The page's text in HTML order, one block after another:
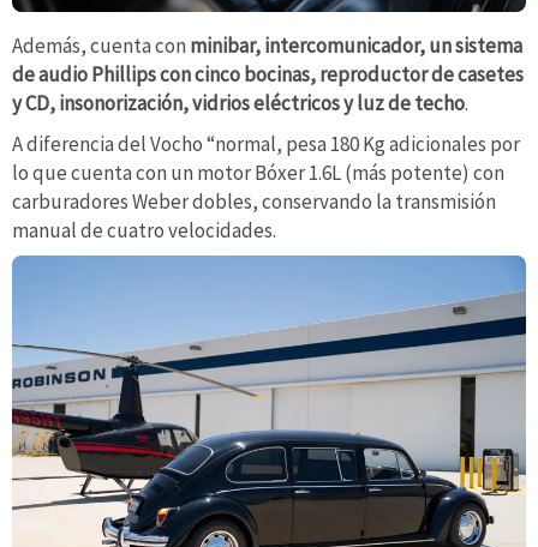
Además, cuenta con minibar, intercomunicador, un sistema
de audio Phillips con cinco bocinas, reproductor de casetes
y CD, insonorización, vidrios eléctricos y luz de techo.
A diferencia del Vocho “normal, pesa 180 Kg adicionales por
lo que cuenta con un motor Bóxer 1.6L (más potente) con
carburadores Weber dobles, conservando la transmisión
manual de cuatro velocidades.